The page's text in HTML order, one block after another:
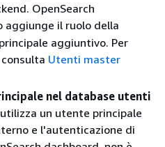
OpenSearch
aggiunge il ruolo della
aggiuntivo. Per
Utenti master
nel database utenti
un utente principale
e l'autenticazione di